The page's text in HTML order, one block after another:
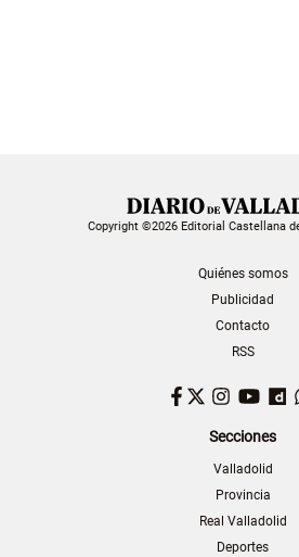
Copyright ©2026 Editorial Castellana
Quiénes somos
Publicidad
Contacto
RSS
Facebook
Twitter
Secciones
Valladolid
Provincia
Real Valladolid
Deportes